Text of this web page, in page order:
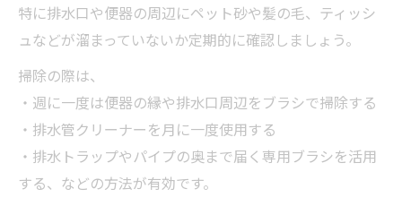
特に排水口や便器の周辺にペット砂や髪の毛、ティッシ
ュなどが溜まっていないか定期的に確認しましょう。
掃除の際は、
・週に一度は便器の縁や排水口周辺をブラシで掃除する
・排水管クリーナーを月に一度使用する
・排水トラップやパイプの奥まで届く専用ブラシを活用
する、などの方法が有効です。